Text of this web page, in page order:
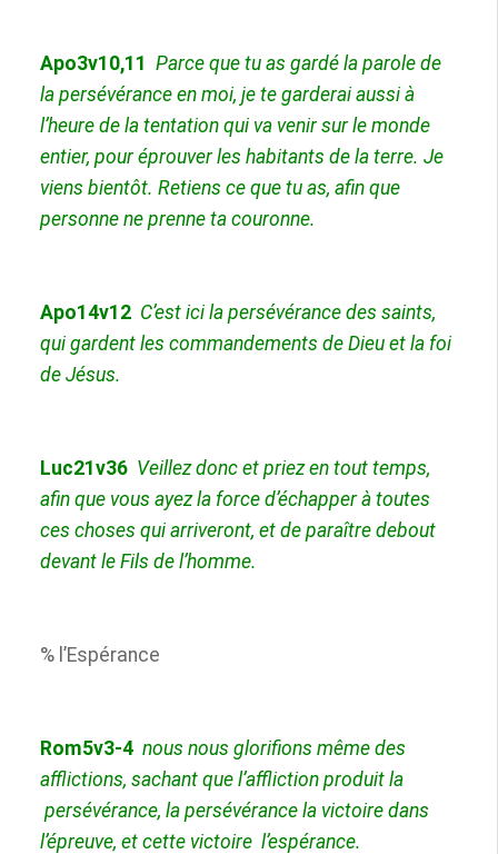
Apo3v10,11 Parce que tu as gardé la parole de
la persévérance en moi, je te garderai aussi à
l’heure de la tentation qui va venir sur le monde
entier, pour éprouver les habitants de la terre. Je
viens bientôt. Retiens ce que tu as, afin que
personne ne prenne ta couronne.
Apo14v12 C’est ici la persévérance des saints,
qui gardent les commandements de Dieu et la foi
de Jésus.
Luc21v36 Veillez donc et priez en tout temps,
afin que vous ayez la force d’échapper à toutes
ces choses qui arriveront, et de paraître debout
devant le Fils de l’homme.
% l’Espérance
Rom5v3-4 nous nous glorifions même des
afflictions, sachant que l’affliction produit la
persévérance, la persévérance la victoire dans
l’épreuve, et cette victoire l’espérance.